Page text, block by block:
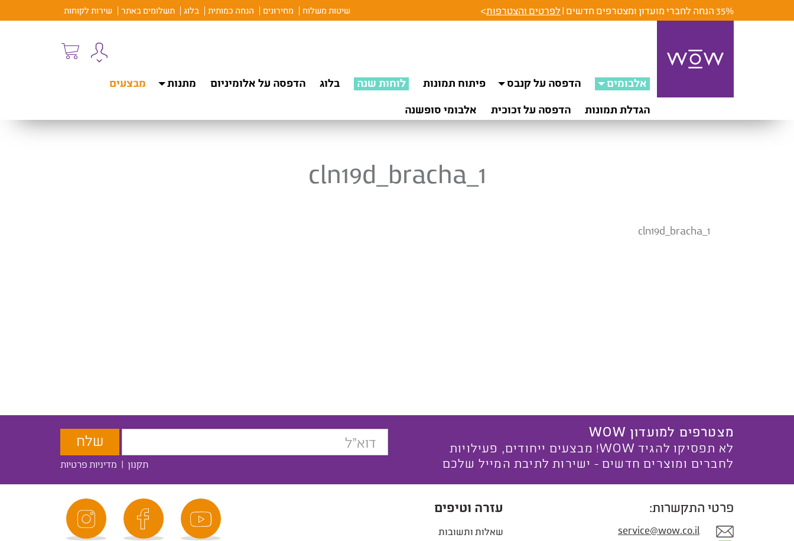
35% הנחה לחברי מועדון ומצטרפים חדשים | לפרטים והצטרפות> שיטות משלוח מחירונים הנחה כמותית בלוג תשלומים באתר שירות לקוחות
אלבומים הדפסה על קנבס פיתוח תמונות לוחות שנה בלוג הדפסה על אלומיניום מתנות
מבצעים
הגדלת תמונות
הדפסה על זכוכית אלבומי סופשנה
cln19d_bracha_1
cln19d_bracha_1
מצטרפים למועדון WOW
לא תפסיקו להגיד WOW! מבצעים ייחודים, פעילויות
לחברים ומוצרים חדשים - ישירות לתיבת המייל שלכם
תקנון | מדיניות פרטיות
פרטי התקשרות:
service@wow.co.il
עזרה וטיפים
שאלות ותשובות